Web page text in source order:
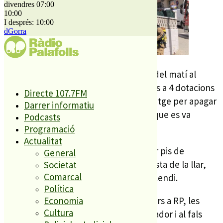
divendres 07:00
10:00
I després: 10:00
dGorra
Directe 107.7FM
Darrer informatiu
Podcasts
Programació
Actualitat
General
Societat
Comarcal
Política
Economia
Cultura
L’incendi es va originar cap a ¼ de 12 del matí al
menjador de la casa i va mobilitzar fins a 4 dotacions
de bombers que van entrar a la’habitatge per apagar
les flames. Una actuació de bombers que es va
allargar fins a 2/4 d’1 del migdia.
Primer van apagar les flames al primer pis de
l’habitatge i després van ventilar la resta de la llar,
que ha quedat força afectada per l’incendi.
Segons han explicat fonts dels bombers a RP, les
flames han cremat totalment el menjador i al fals